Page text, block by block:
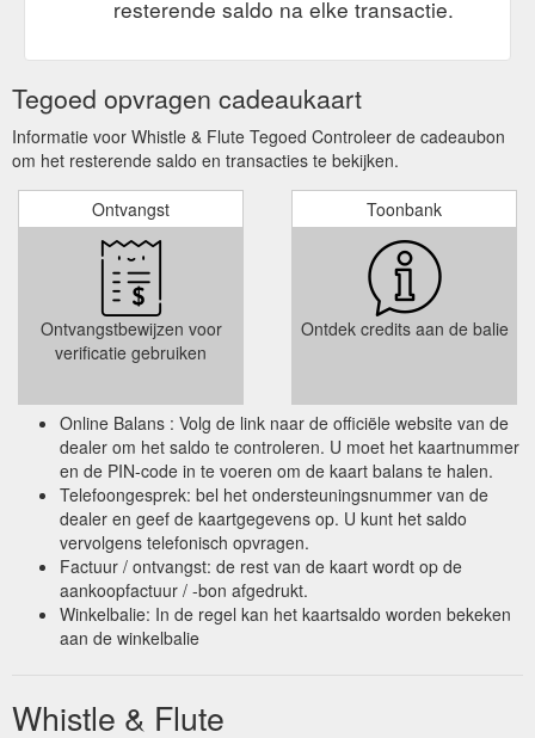
resterende saldo na elke transactie.
Tegoed opvragen cadeaukaart
Informatie voor Whistle & Flute Tegoed Controleer de cadeaubon
om het resterende saldo en transacties te bekijken.
Ontvangst
Ontvangstbewijzen voor
verificatie gebruiken
Toonbank
Ontdek credits aan de balie
Online Balans : Volg de link naar de officiële website van de
dealer om het saldo te controleren. U moet het kaartnummer
en de PIN-code in te voeren om de kaart balans te halen.
Telefoongesprek: bel het ondersteuningsnummer van de
dealer en geef de kaartgegevens op. U kunt het saldo
vervolgens telefonisch opvragen.
Factuur / ontvangst: de rest van de kaart wordt op de
aankoopfactuur / -bon afgedrukt.
Winkelbalie: In de regel kan het kaartsaldo worden bekeken
aan de winkelbalie
Whistle & Flute